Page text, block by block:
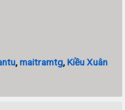
,maitramtg,Kiều Xuân